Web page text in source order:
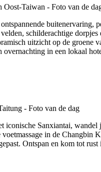
buitenervaring,
schilderachtige dorpjes
uitzicht op de groene
overnachting in een lokaal
Sanxiantai, wandel
in de Changbin
Ontspan en kom tot